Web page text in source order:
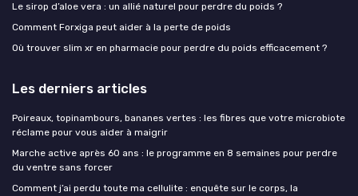
Le sirop d’aloe vera : un allié naturel pour perdre du poids ?
Comment Forxiga peut aider à la perte de poids
Où trouver slim xr en pharmacie pour perdre du poids efficacement ?
Les derniers articles
Poireaux, topinambours, bananes vertes : les fibres que votre microbiote
réclame pour vous aider à maigrir
Marche active après 60 ans : le programme en 8 semaines pour perdre
du ventre sans forcer
Comment j’ai perdu toute ma cellulite : enquête sur le corps, la